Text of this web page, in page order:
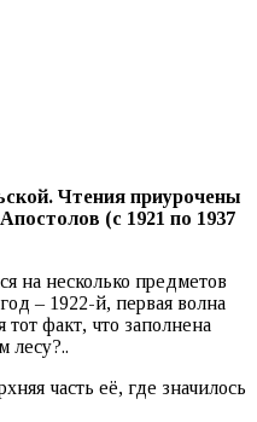
Чтения приурочены
(с 1921 по 1937
на несколько предметов
– 1922-й, первая волна
факт, что заполнена
лесу?..
часть её, где значилось